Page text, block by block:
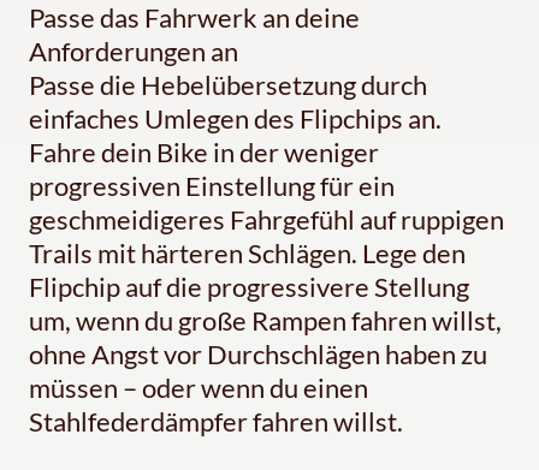
Passe das Fahrwerk an deine
Anforderungen an
Passe die Hebelübersetzung durch
einfaches Umlegen des Flipchips an.
Fahre dein Bike in der weniger
progressiven Einstellung für ein
geschmeidigeres Fahrgefühl auf ruppigen
Trails mit härteren Schlägen. Lege den
Flipchip auf die progressivere Stellung
um, wenn du große Rampen fahren willst,
ohne Angst vor Durchschlägen haben zu
müssen – oder wenn du einen
Stahlfederdämpfer fahren willst.